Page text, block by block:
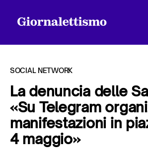
Tutti gli articoli
Chi siamo
SOCIAL NETWORK
La denuncia delle
«Su Telegram
manifestazioni in
4 maggio»